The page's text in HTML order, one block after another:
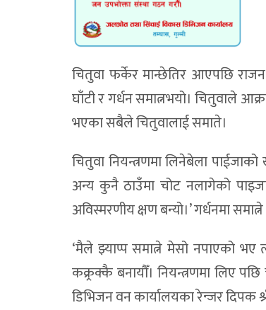
चितुवा फर्केर मान्छेतिर आएपछि
घाँटी र गर्धन समात्नभयो। चितुवाले
भएका सबैले चितुवालाई समाते।
चितुवा नियन्त्रणमा लिनेबेला
अन्य कुनै ठाउँमा चोट नलागेको
अविस्मरणीय क्षण बन्यो।’ गर्धनमा
‘मैले झ्याप्प समात्ने मेसो नपाएको
कक्र्रक्कै बनायौँ। नियन्त्रणमा लिए
डिभिजन वन कार्यालयका रेन्जर दिपक